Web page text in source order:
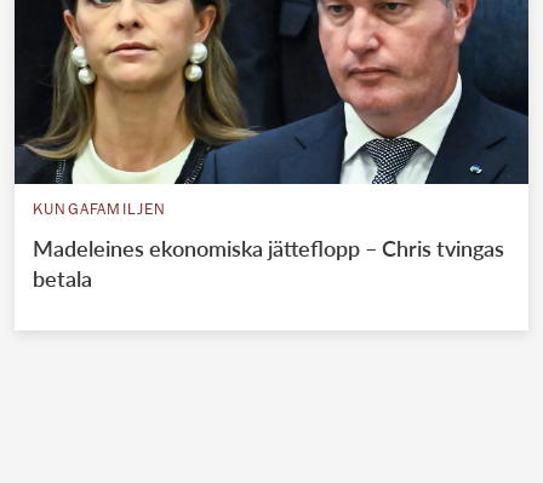
KUNGAFAMILJEN
Madeleines ekonomiska jätteflopp – Chris tvingas
betala